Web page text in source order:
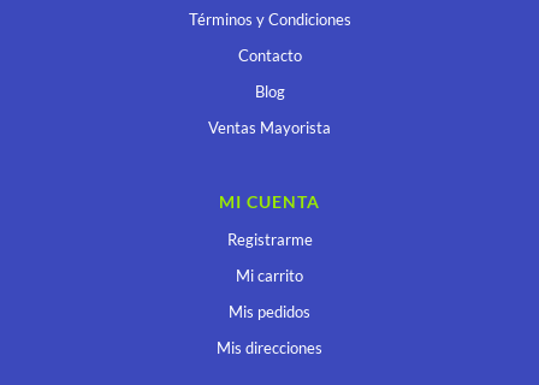
Términos y Condiciones
Contacto
Blog
Ventas Mayorista
MI CUENTA
Registrarme
Mi carrito
Mis pedidos
Mis direcciones